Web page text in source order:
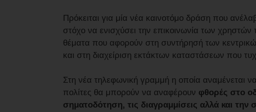
Πρόκειται για μία νέα καινοτόμο δράση που
στόχο να ενισχύσει την επικοινωνία των χρηστών
θέματα που αφορούν στη συντήρησή των
και στη διαχείριση εκτάκτων καταστάσεων που
Στη νέα τηλεφωνική γραμμή η οποία αναμένεται
πολίτες θα μπορούν να αναφέρουν φθορές στο
σηματοδότηση, τις διαγραμμίσεις αλλά και την